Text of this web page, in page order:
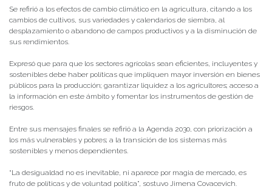
Se refirió a los efectos de cambio climático en la agricultura, citando a los
cambios de cultivos, sus variedades y calendarios de siembra, al
desplazamiento o abandono de campos productivos y a la disminución de
sus rendimientos.
Expresó que para que los sectores agrícolas sean eficientes, incluyentes y
sostenibles debe haber políticas que impliquen mayor inversión en bienes
públicos para la producción; garantizar liquidez a los agricultores; acceso a
la información en este ámbito y fomentar los instrumentos de gestión de
riesgos.
Entre sus mensajes finales se refirió a la Agenda 2030, con priorización a
los más vulnerables y pobres; a la transición de los sistemas más
sostenibles y menos dependientes.
“La desigualdad no es inevitable, ni aparece por magia de mercado, es
fruto de políticas y de voluntad política”, sostuvo Jimena Covacevich.